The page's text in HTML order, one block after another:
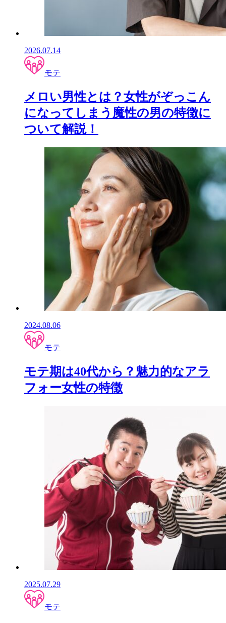
2026.07.14
モテ
メロい男性とは？女性がぞっこん
になってしまう魔性の男の特徴に
ついて解説！
2024.08.06
モテ
モテ期は40代から？魅力的なアラ
フォー女性の特徴
2025.07.29
モテ